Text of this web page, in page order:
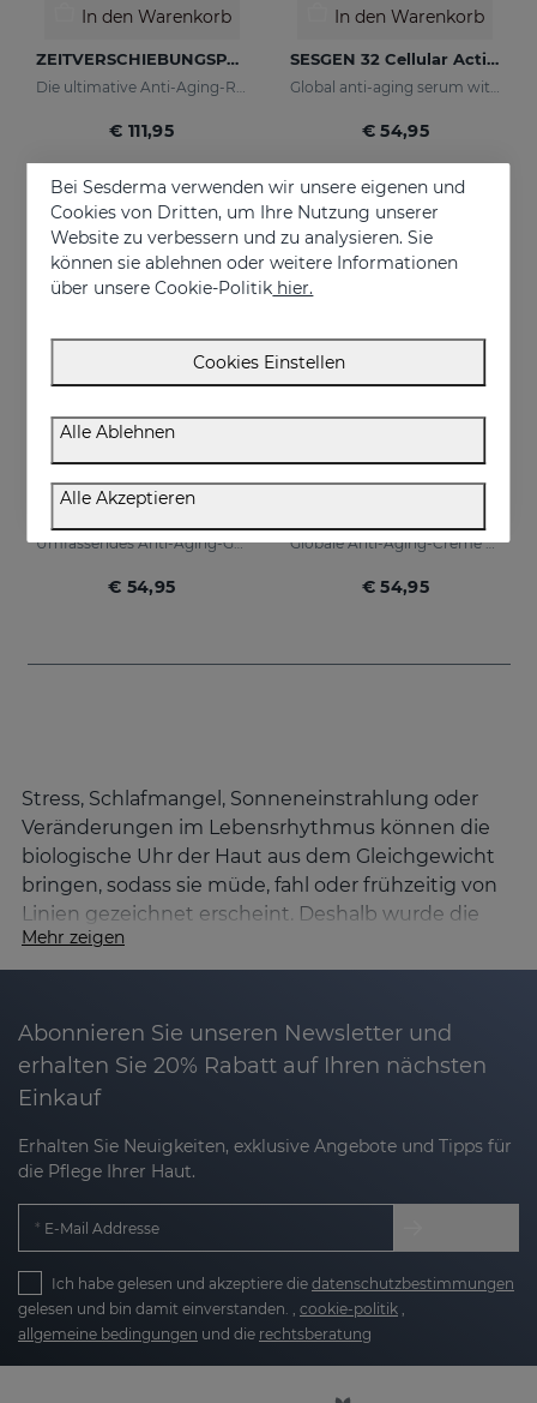
In den Warenkorb
ZEITVERSCHIEBUNGSPAKET
€ 111,95
In den Warenkorb
SESGEN 32 Cellular Activating Serum
€ 54,95
Umfassendes Anti-Aging-Gelcreme mit fortschrittlichen Eigenschaften
€ 54,95
Globale Anti-Aging-Creme mit fortschrittlichen Eigenschaften
€ 54,95
Stress, Schlafmangel, Sonneneinstrahlung oder
Veränderungen im Lebensrhythmus können die
biologische Uhr der Haut aus dem Gleichgewicht
bringen, sodass sie müde, fahl oder frühzeitig von
Linien gezeichnet erscheint. Deshalb wurde die
LinieSESGEN 32
geeignet?
Basierend auf der Chronokosmetik und der
Aktivierung zentraler Gene, die an der Regulierung
der zirkadianen Rhythmen beteiligt sind, ist
SESGEN 32besonders zur Vorbeugung und
Behandlung erster Anzeichen der Hautalterung
geeignet.
SESGEN 32ist für Haut konzipiert, die beginnt,
Folgendes wahrzunehmen:
Mehr zeigen
Abonnieren Sie unseren Newsletter und
erhalten Sie 20% Rabatt auf Ihren nächsten
Einkauf
Erhalten Sie Neuigkeiten, exklusive Angebote und Tipps für
die Pflege Ihrer Haut.
E-Mail Addresse
Ich habe gelesen und akzeptiere die datenschutzbestimmungen
gelesen und bin damit einverstanden. , cookie-politik ,
allgemeine bedingungen und die rechtsberatung
Bei Sesderma verwenden wir unsere eigenen und
Cookies von Dritten, um Ihre Nutzung unserer
Website zu verbessern und zu analysieren. Sie
können sie ablehnen oder weitere Informationen
über unsere Cookie-Politik hier.
Cookies Einstellen
Alle Ablehnen
Alle Akzeptieren